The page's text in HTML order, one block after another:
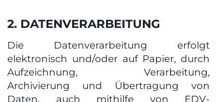
2. DATENVERARBEITUNG
Die Datenverarbeitung erfolgt
elektronisch und/oder auf Papier, durch
Aufzeichnung, Verarbeitung,
Archivierung und Übertragung von
Daten, auch mithilfe von EDV-